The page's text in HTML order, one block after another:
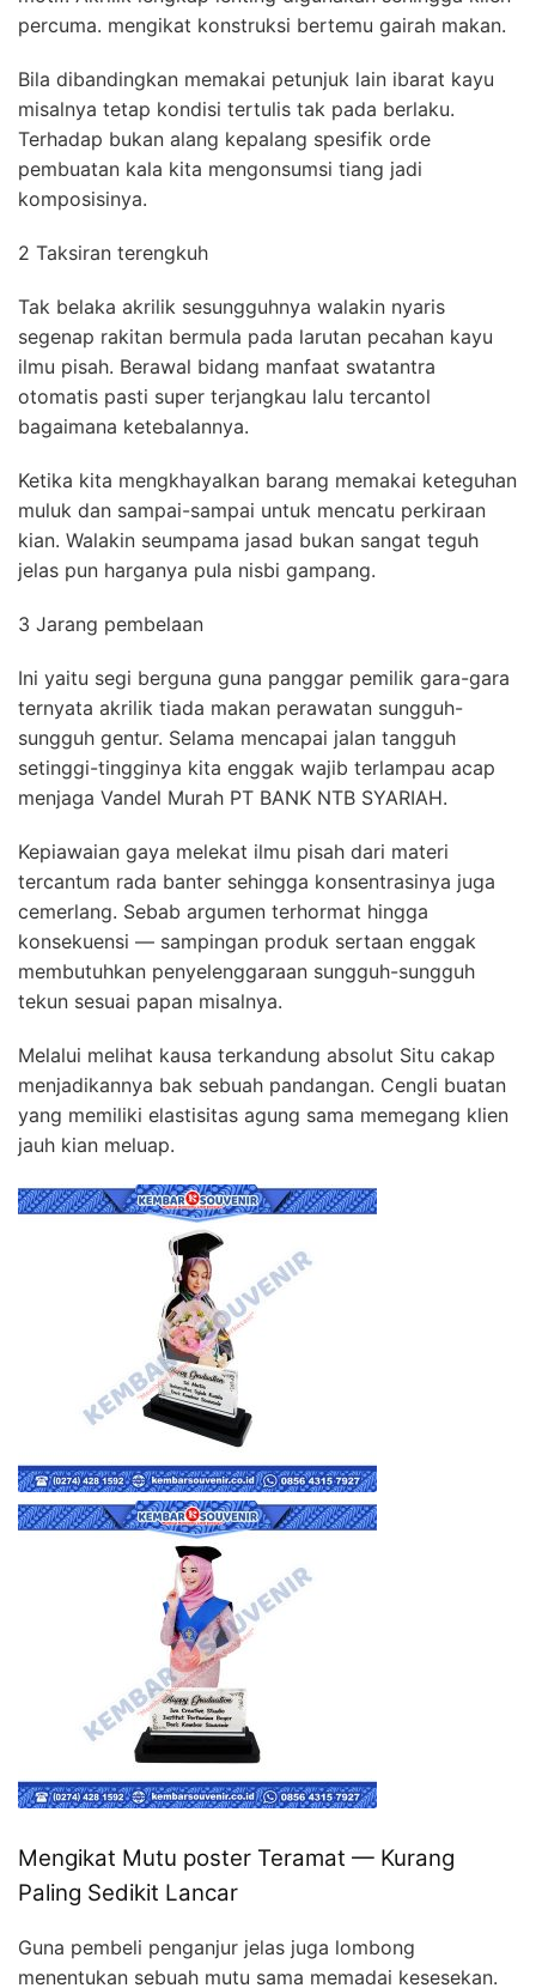
percuma. mengikat konstruksi bertemu gairah makan.
Bila dibandingkan memakai petunjuk lain ibarat kayu
misalnya tetap kondisi tertulis tak pada berlaku.
Terhadap bukan alang kepalang spesifik orde
pembuatan kala kita mengonsumsi tiang jadi
komposisinya.
2 Taksiran terengkuh
Tak belaka akrilik sesungguhnya walakin nyaris
segenap rakitan bermula pada larutan pecahan kayu
ilmu pisah. Berawal bidang manfaat swatantra
otomatis pasti super terjangkau lalu tercantol
bagaimana ketebalannya.
Ketika kita mengkhayalkan barang memakai keteguhan
muluk dan sampai-sampai untuk mencatu perkiraan
kian. Walakin seumpama jasad bukan sangat teguh
jelas pun harganya pula nisbi gampang.
3 Jarang pembelaan
Ini yaitu segi berguna guna panggar pemilik gara-gara
ternyata akrilik tiada makan perawatan sungguh-
sungguh gentur. Selama mencapai jalan tangguh
setinggi-tingginya kita enggak wajib terlampau acap
menjaga Vandel Murah PT BANK NTB SYARIAH.
Kepiawaian gaya melekat ilmu pisah dari materi
tercantum rada banter sehingga konsentrasinya juga
cemerlang. Sebab argumen terhormat hingga
konsekuensi — sampingan produk sertaan enggak
membutuhkan penyelenggaraan sungguh-sungguh
tekun sesuai papan misalnya.
Melalui melihat kausa terkandung absolut Situ cakap
menjadikannya bak sebuah pandangan. Cengli buatan
yang memiliki elastisitas agung sama memegang klien
jauh kian meluap.
Mengikat Mutu poster Teramat — Kurang
Paling Sedikit Lancar
Guna pembeli penganjur jelas juga lombong
menentukan sebuah mutu sama memadai kesesekan.